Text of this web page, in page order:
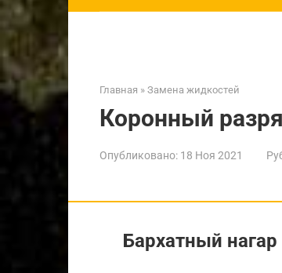
Главная » Замена жидкостей
Коронный
Опубликовано: 18 Ноя 2021
Бархатный нагар